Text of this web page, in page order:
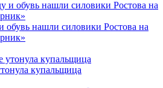
нашли силовики Ростова на
купальщица